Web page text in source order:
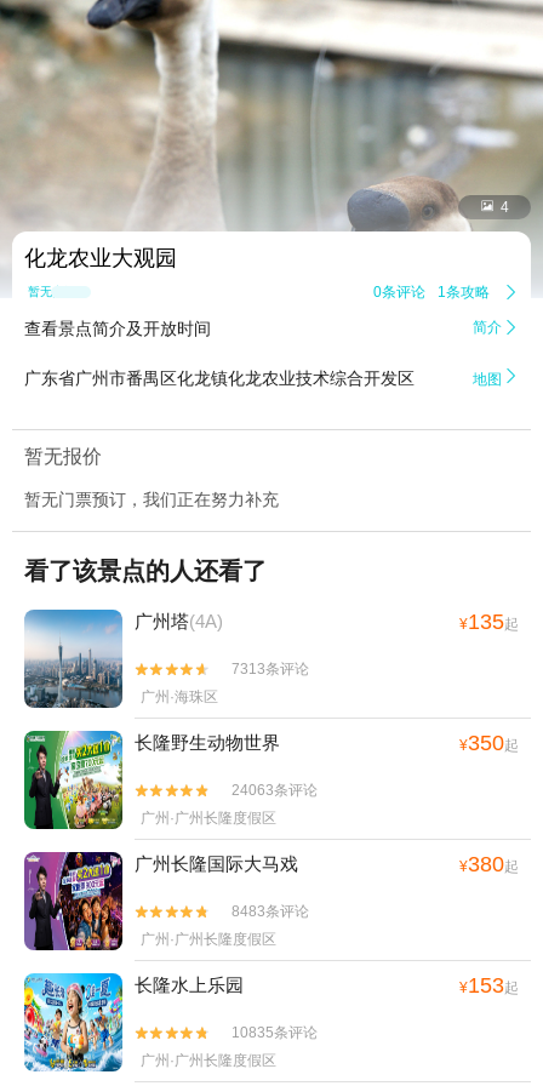
 4
化龙农业大观园
暂无点评 0条评论 1条攻略 
查看景点简介及开放时间 简介 
广东省广州市番禺区化龙镇化龙农业技术综合开发区 地图 
暂无报价
暂无门票预订，我们正在努力补充
看了该景点的人还看了
广州塔(4A) ¥135起


7313条评论
广州·海珠区
长隆野生动物世界 ¥350起


24063条评论
广州·广州长隆度假区
广州长隆国际大马戏 ¥380起


8483条评论
广州·广州长隆度假区
长隆水上乐园 ¥153起


10835条评论
广州·广州长隆度假区
